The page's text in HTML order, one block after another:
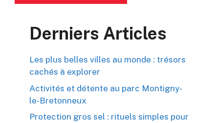
Derniers Articles
Les plus belles villes au monde : trésors
cachés à explorer
Activités et détente au parc Montigny-
le-Bretonneux
Protection gros sel : rituels simples pour